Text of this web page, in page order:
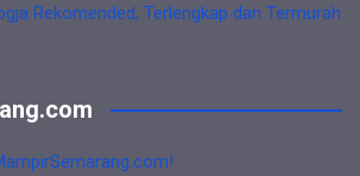
Rekomended, Terlengkap dan Termurah